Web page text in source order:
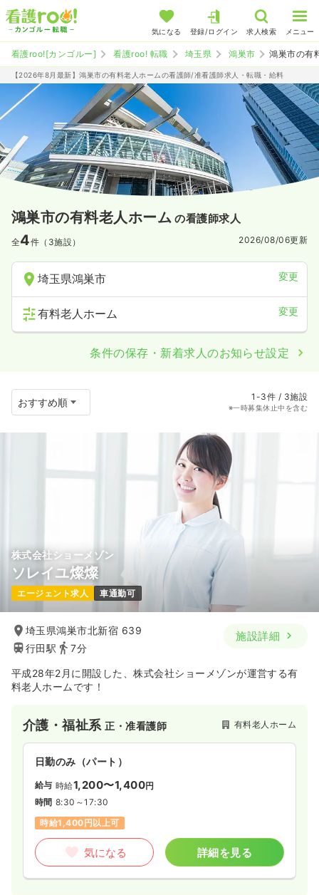
気になる 登録/ログイン 求人検索 メニュー
看護roo![カンゴルー] 看護roo! 転職 埼玉県 鴻巣市 鴻巣市の有
【2026年8月最新】鴻巣市の有料老人ホームの看護師/准看護師求人・転職・給料
鴻巣市の有料老人ホーム の看護師求人
全4件（3施設） 2026/08/06更新
埼玉県鴻巣市 変更
有料老人ホーム 変更
条件の保存・新着求人のお知らせ設定
1-3件 / 3施設
※一時募集休止中を含む
株式会社ショーメゾン
ソレイユ燦燦
エージェント求人 車通勤可
埼玉県鴻巣市北新宿 639
行田駅
7分
施設詳細
平成28年2月に開設した、株式会社ショーメゾンが運営する有
料老人ホームです！
介護・福祉系正・准看護師 有料老人ホーム
日勤のみ（パート）
給与 時給1,200〜1,400円
時間 8:30～17:30
時給1,400円以上可
気になる 詳細を見る